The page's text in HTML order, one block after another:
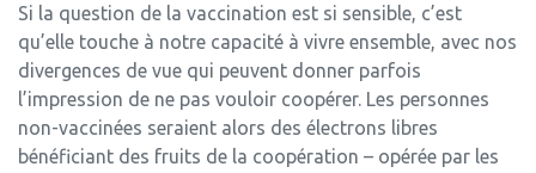
Si la question de la vaccination est si sensible, c’est
qu’elle touche à notre capacité à vivre ensemble, avec nos
divergences de vue qui peuvent donner parfois
l’impression de ne pas vouloir coopérer. Les personnes
non-vaccinées seraient alors des électrons libres
bénéficiant des fruits de la coopération – opérée par les